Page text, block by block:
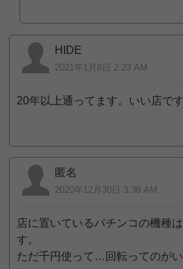
HIDE
2021年1月8日 2:23 AM
20年以上通ってます。いい店です
匿名
2020年12月30日 3:38 AM
店に置いているパチンコの機種
す。
ただ千円使って…回転ってのが